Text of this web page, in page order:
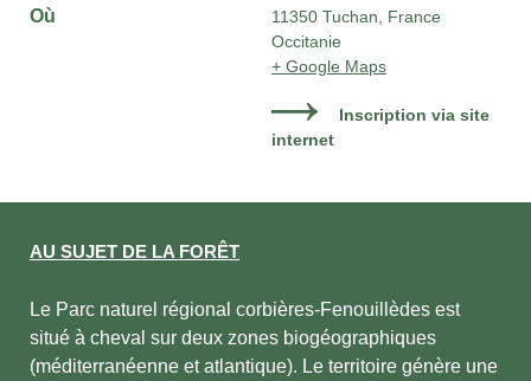
Où
11350 Tuchan, France
Occitanie
+ Google Maps
Inscription via site
internet
AU SUJET DE LA FORÊT
Le Parc naturel régional corbières-Fenouillèdes est
situé à cheval sur deux zones biogéographiques
(méditerranéenne et atlantique). Le territoire génère une